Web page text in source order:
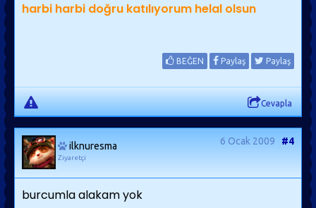
harbi harbi doğru katılıyorum helal olsun
BEĞEN Paylaş Paylaş
Cevapla
ilknuresma
Ziyaretçi
6 Ocak 2009 #4
burcumla alakam yok